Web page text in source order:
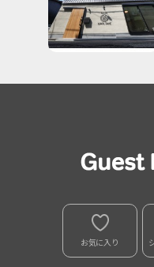
お気に入り